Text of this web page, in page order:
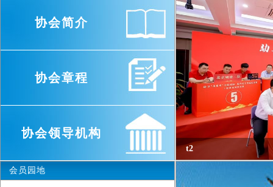
协会简介
协会章程
协会领导机构
t2
会员园地